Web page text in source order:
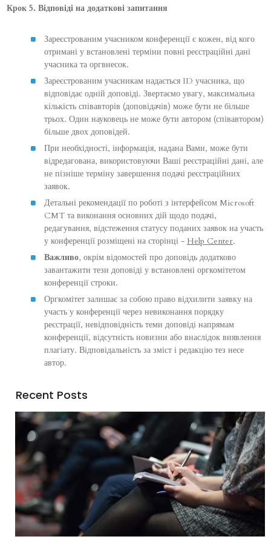
Крок 5. Відповіді на додаткові запитання
Зареєстрованим учасником конференції є кожен, від кого
отримані у встановлені терміни повні реєстраційні дані
учасника та оргвнесок.
Зареєстрованим учасникам надається ID учасника, що
відповідає одній доповіді. Звертаємо увагу, максимальна
кількість співавторів (доповідачів) може бути не більше
трьох. Один науковець не може бути автором (співавтором)
більше двох доповідей.
При необхідності, інформація, надана Вами, може бути
відредагована, використовуючи Ваші реєстраційні дані, але
не пізніше терміну завершення подачі реєстраційних
заявок.
Детальні рекомендації по роботі з інтерфейсом Microsoft
CMT та виконання основних дій щодо подачі,
редагування, відстеження статусу поданих заявок на участь
у конференції розміщені на сторінці - Help Center.
Важливо, окрім відомостей про доповідь додатково
завантажити тези доповіді у встановлені оргкомітетом
конференції строки.
Оргкомітет залишає за собою право відхилити заявку на
участь у конференції через невиконання порядку
реєстрації, невідповідність теми доповіді напрямам
конференції, відсутність новизни або внаслідок виявлення
плагіату. Відповідальність за зміст і редакцію тез несе
автор.
Recent Posts